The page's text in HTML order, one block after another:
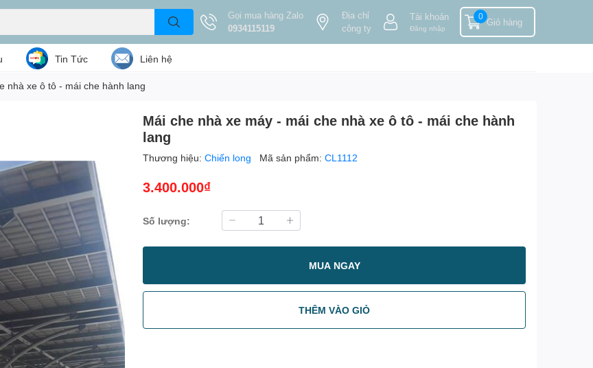
Gọi mua hàng Zalo
0934115119
Địa chỉ
công ty
Tài khoản
Đăng nhập
Giỏ hàng
0
Tin Tức Liên hệ
nhà xe ô tô - mái che hành lang
Mái che nhà xe máy - mái che nhà xe ô tô - mái che hành
lang
Thương hiệu: Chiến long Mã sản phẩm: CL1112
3.400.000₫
Số lượng:
MUA NGAY
THÊM VÀO GIỎ